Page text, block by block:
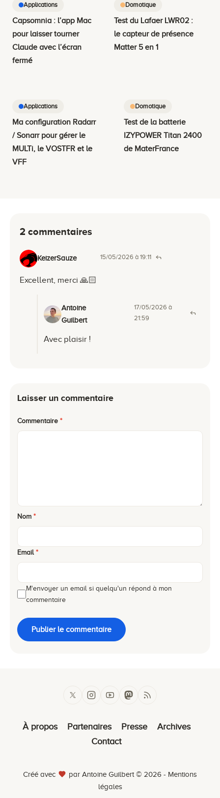
Applications
Capsomnia : l’app Mac
pour laisser tourner
Claude avec l’écran
fermé
Domotique
Test du Lafaer LWR02 :
le capteur de présence
Matter 5 en 1
Applications
Ma configuration Radarr
/ Sonarr pour gérer le
MULTi, le VOSTFR et le
VFF
Domotique
Test de la batterie
IZYPOWER Titan 2400
de MaterFrance
2 commentaires
KeizerSauze 15/05/2026 à 19:11
Excellent, merci 🙏🏻
Antoine
Guilbert
17/05/2026 à
21:59
Avec plaisir !
Laisser un commentaire
Commentaire *
Nom *
Email *
M'envoyer un email si quelqu'un répond à mon
commentaire
Publier le commentaire
À propos Partenaires Presse
Archives
Contact
Créé avec par Antoine Guilbert © 2026 - Mentions
légales